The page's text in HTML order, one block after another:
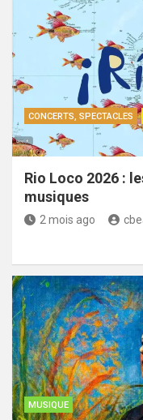
CONCERTS, SPECTACLES
Rio Loco 2026 :
musiques
2 mois ago
MUSIQUE